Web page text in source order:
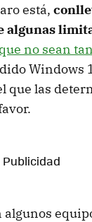
está,
algunas
no sean
Windows
que las